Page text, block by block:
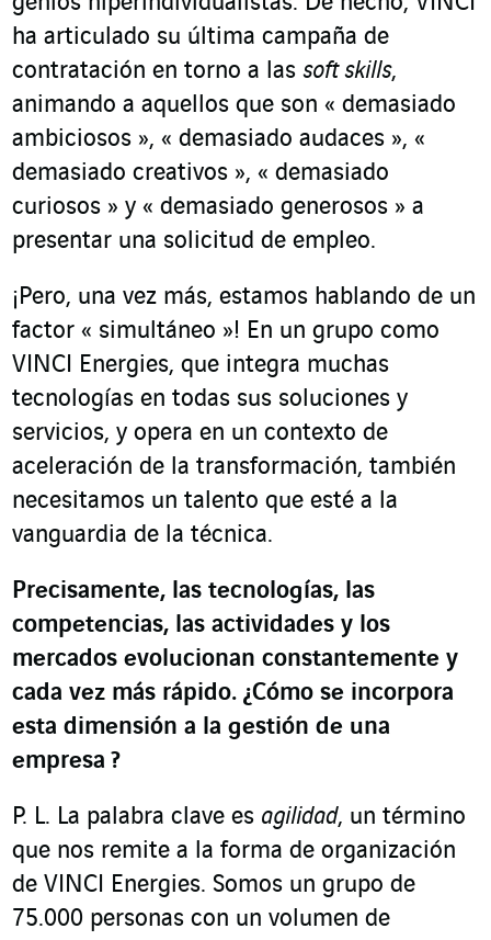
ha articulado su última campaña de
contratación en torno a las soft skills,
animando a aquellos que son « demasiado
ambiciosos », « demasiado audaces », «
demasiado creativos », « demasiado
curiosos » y « demasiado generosos » a
presentar una solicitud de empleo.
¡Pero, una vez más, estamos hablando de un
factor « simultáneo »! En un grupo como
VINCI Energies, que integra muchas
tecnologías en todas sus soluciones y
servicios, y opera en un contexto de
aceleración de la transformación, también
necesitamos un talento que esté a la
vanguardia de la técnica.
Precisamente, las tecnologías, las
competencias, las actividades y los
mercados evolucionan constantemente y
cada vez más rápido. ¿Cómo se incorpora
esta dimensión a la gestión de una
empresa ?
P. L. La palabra clave es agilidad, un término
que nos remite a la forma de organización
de VINCI Energies. Somos un grupo de
75.000 personas con un volumen de